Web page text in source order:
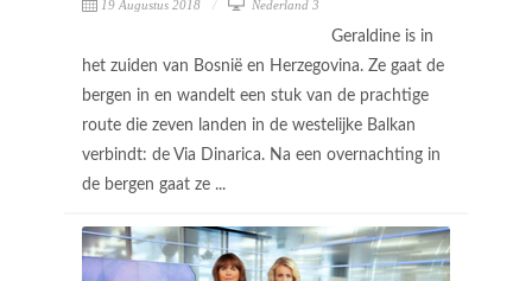
19 Augustus 2018 Nederland 3
Geraldine is in
het zuiden van Bosnië en Herzegovina. Ze gaat de
bergen in en wandelt een stuk van de prachtige
route die zeven landen in de westelijke Balkan
verbindt: de Via Dinarica. Na een overnachting in
de bergen gaat ze ...